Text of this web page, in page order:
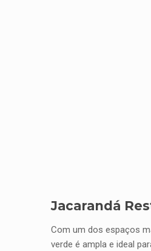
Jacarandá
Com um dos espaços
verde é ampla e ideal